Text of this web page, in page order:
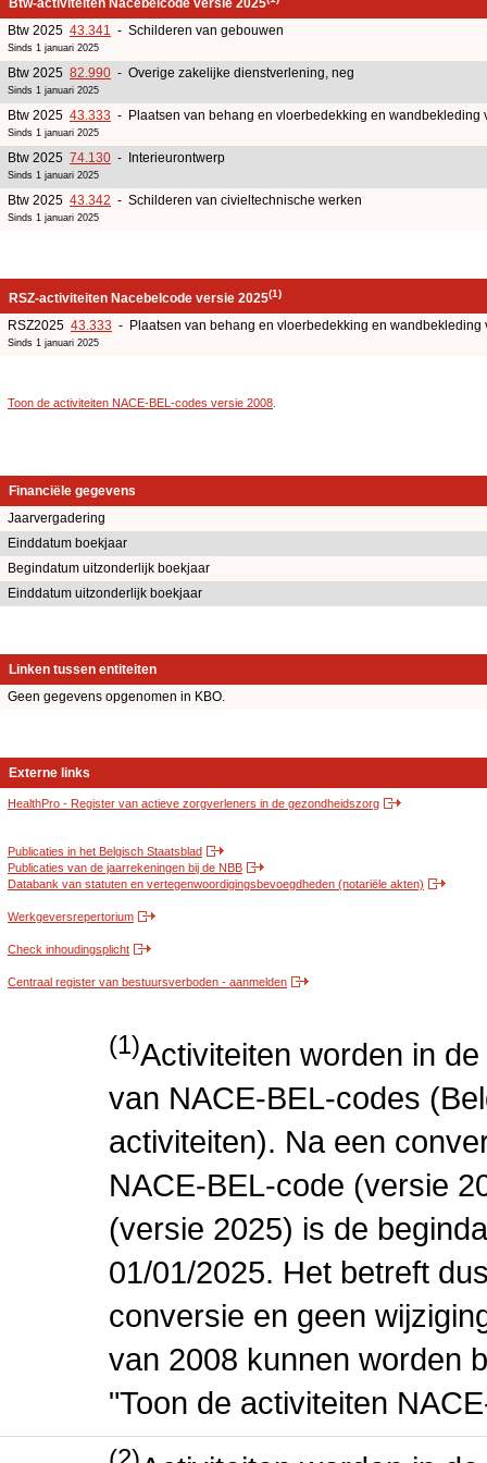
Btw-activiteiten Nacebelcode versie 2025
Btw 2025 43.341 - Schilderen van gebouwen
Sinds 1 januari 2025
Btw 2025 82.990 - Overige zakelijke dienstverlening, neg
Sinds 1 januari 2025
Btw 2025 43.333 - Plaatsen van behang en vloerbedekking en wandbekleding
Sinds 1 januari 2025
Btw 2025 74.130 - Interieurontwerp
Sinds 1 januari 2025
Btw 2025 43.342 - Schilderen van civieltechnische werken
Sinds 1 januari 2025
RSZ-activiteiten Nacebelcode versie 2025(1)
RSZ2025 43.333 - Plaatsen van behang en vloerbedekking en wandbekleding
Sinds 1 januari 2025
Toon de activiteiten NACE-BEL-codes versie 2008
Financiële gegevens
Jaarvergadering
Einddatum boekjaar
Begindatum uitzonderlijk boekjaar
Einddatum uitzonderlijk boekjaar
Linken tussen entiteiten
Geen gegevens opgenomen in KBO.
Externe links
HealthPro - Register van actieve zorgverleners in de gezondheidszorg
Publicaties in het Belgisch Staatsblad
Publicaties van de jaarrekeningen bij de NBB
Databank van statuten en vertegenwoordigingsbevoegdheden (notariële akten)
Werkgeversrepertorium
Check inhoudingsplicht
Centraal register van bestuursverboden - aanmelden
(1)Activiteiten worden in
van NACE-BEL-codes
activiteiten). Na een
NACE-BEL-code (versie
(versie 2025) is de
01/01/2025. Het betreft
conversie en geen
van 2008 kunnen worden
"Toon de activiteiten